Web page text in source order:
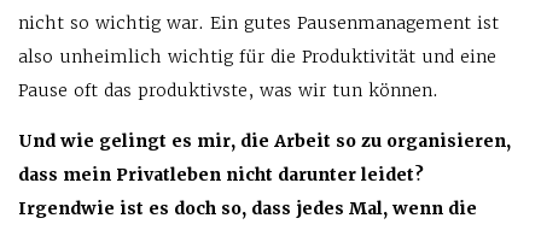
nicht so wichtig war. Ein gutes Pausen­management ist
also unheimlich wichtig für die Produktivität und eine
Pause oft das produktivste, was wir tun können.
Und wie gelingt es mir, die Arbeit so zu organisieren,
dass mein Privatleben nicht darunter leidet?
Irgendwie ist es doch so, dass jedes Mal, wenn die